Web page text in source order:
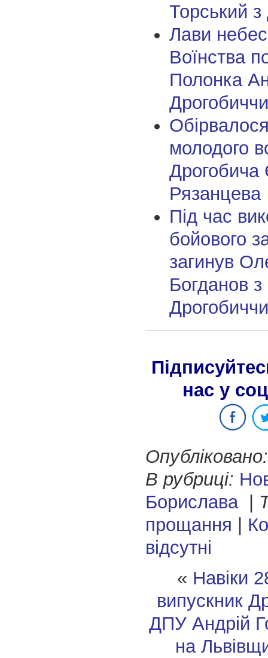
Торський
Лави
Воїнства
Полонка
молодого
Дрогобича
Рязанцева
Під час
бойового
загинув
Богданов з
нас у
Опубліковано:
В рубриці:
Борислава|
прощання
відсутні
« Навіки
випускник
ДПУ Андрій
на